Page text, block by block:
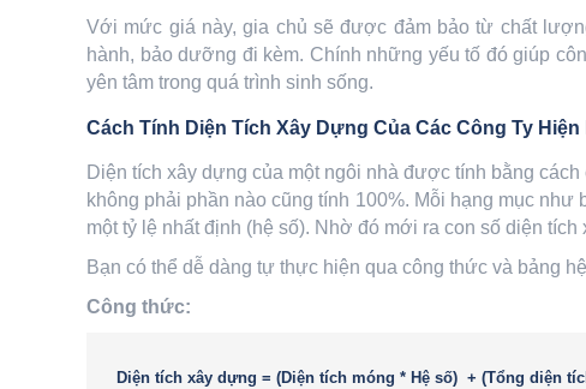
Với mức giá này, gia chủ sẽ được đảm bảo từ chất
hành, bảo dưỡng đi kèm. Chính những yếu tố đó giúp
yên tâm trong quá trình sinh sống.
Cách Tính Diện Tích Xây Dựng Của Các Công Ty Hiện
Diện tích xây dựng của một ngôi nhà được tính bằng
không phải phần nào cũng tính 100%. Mỗi hạng mục
một tỷ lệ nhất định (hệ số). Nhờ đó mới ra con số diện
Bạn có thể dễ dàng tự thực hiện qua công thức và bảng
Công thức:
Diện tích xây dựng = (Diện tích móng * Hệ số) + (Tổng diện